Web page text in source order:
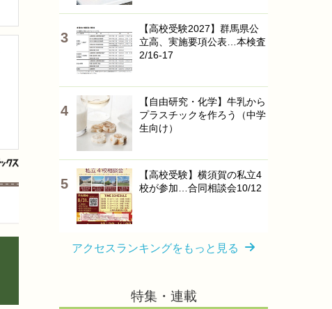
【高校受験2027】群馬県公
立高、実施要項公表…本検査
2/16-17
【自由研究・化学】牛乳から
プラスチックを作ろう（中学
生向け）
【高校受験】横須賀の私立4
校が参加…合同相談会10/12
アクセスランキングをもっと見る
特集・連載